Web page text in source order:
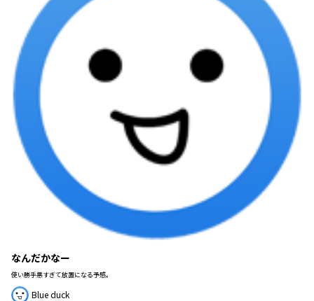
なんだかなー
使い勝手悪すぎて放置になる予感。
Blue duck